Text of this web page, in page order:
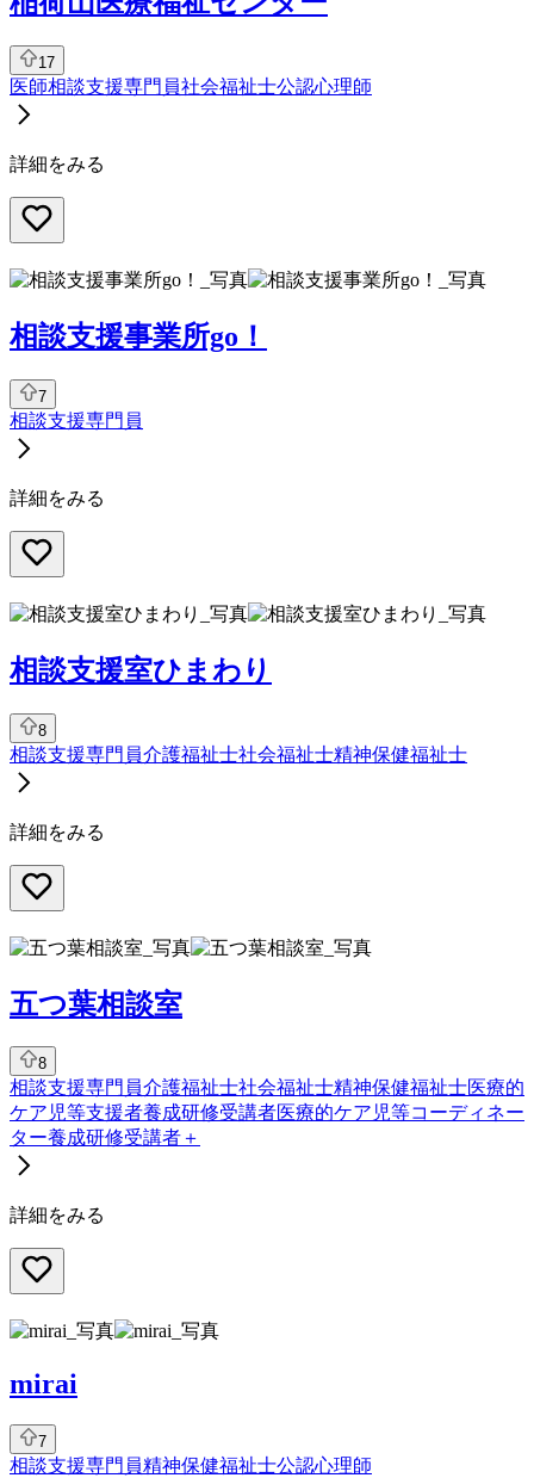
17
医師相談支援専門員社会福祉士公認心理師
詳細をみる
相談支援事業所go！
7
相談支援専門員
詳細をみる
相談支援室ひまわり
8
相談支援専門員介護福祉士社会福祉士精神保健福祉士
詳細をみる
五つ葉相談室
8
相談支援専門員介護福祉士社会福祉士精神保健福祉士医療的
ケア児等支援者養成研修受講者医療的ケア児等コーディネー
ター養成研修受講者＋
詳細をみる
mirai
7
相談支援専門員精神保健福祉士公認心理師